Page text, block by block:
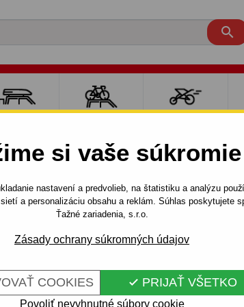
si vaše súkromie
nastavení a predvolieb, na štatistiku a analýzu
a personalizáciu obsahu a reklám. Súhlas poskytujete
Ťažné zariadenia, s.r.o.
Zásady ochrany súkromných údajov
COOKIES  PRIJAŤ VŠETKO
Povoliť nevyhnutné súbory cookie
